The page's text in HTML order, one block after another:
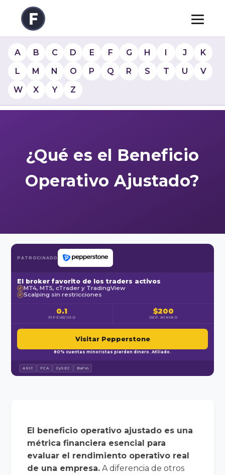
A B C D E F G H I J
K
L
M N O P Q R S T U
V
W
X Y Z
¿Qué es el Beneficio
Operativo Ajustado?
PATROCINADO
El broker favorito de los traders activos
✓ MT4, MT5, cTrader y TradingView
✓ Scalping sin restricciones
0.1
PIP EUR/USD
$200
DEP. MÍNIMO
Visitar Pepperstone
80% cuentas minoristas pierden dinero. Afiliado.
ASIC FCA CySEC BaFin
El beneficio operativo ajustado es una
métrica financiera esencial para
evaluar el rendimiento operativo real
de una empresa. A diferencia de otros